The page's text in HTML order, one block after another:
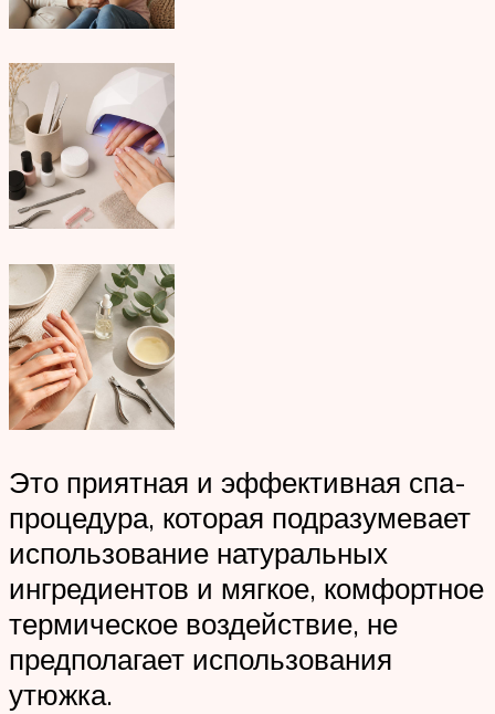
Это приятная и эффективная спа-
процедура, которая подразумевает
использование натуральных
ингредиентов и мягкое, комфортное
термическое воздействие, не
предполагает использования
утюжка.